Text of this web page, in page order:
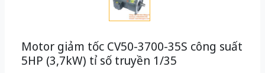
Motor giảm tốc CV50-3700-35S công suất
5HP (3,7kW) tỉ số truyền 1/35